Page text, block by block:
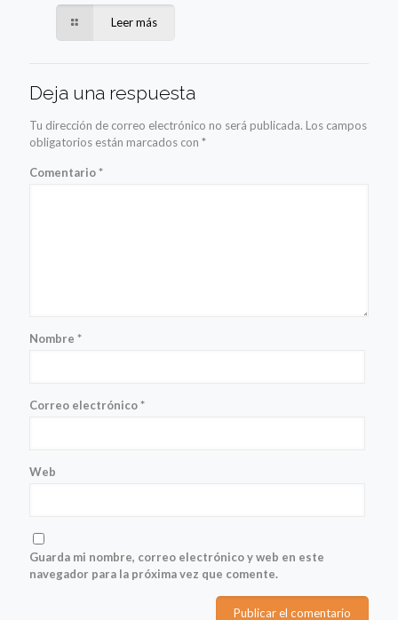
Leer más
Deja una respuesta
Tu dirección de correo electrónico no será publicada. Los campos
obligatorios están marcados con *
Comentario*
Nombre *
Correo electrónico*
Web
Guarda mi nombre, correo electrónico y web en este
navegador para la próxima vez que comente.